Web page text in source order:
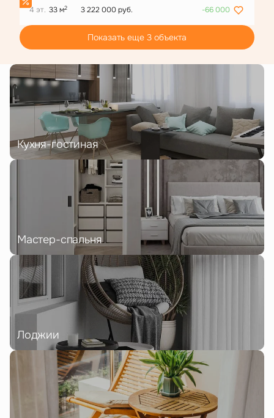
4 эт. 33 м2 3 222 000 руб. -66 000
Показать еще 3 объектa
Кухня-гостиная
Мастер-спальня
Лоджии